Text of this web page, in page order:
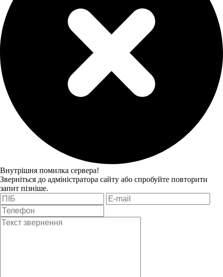
Внутрішня помилка сервера!
Зверніться до адміністратора сайту або спробуйте повторити
запит пізніше.